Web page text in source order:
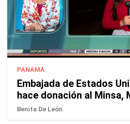
PANAMÁ
Embajada de Estados
hace donación al Minsa,
Benita De León